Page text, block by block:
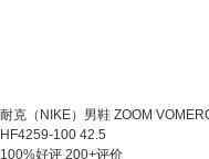
耐克（NIKE）男鞋 ZOOM
HF4259-100 42.5
100%好评 200+评价